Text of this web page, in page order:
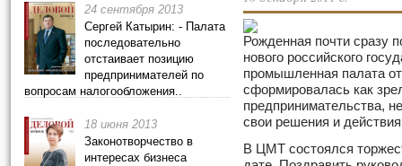
24 сентября 2013
Сергей Катырин: - Палата
последовательно
отстаивает позицию
предпринимателей по
вопросам налогообложения..
18 июня 2013
Законотворчество в
интересах бизнеса
Рожденная почти сразу
нового российского
промышленная палата
сформировалась как
предпринимательства,
свои решения и
В ЦМТ состоялся